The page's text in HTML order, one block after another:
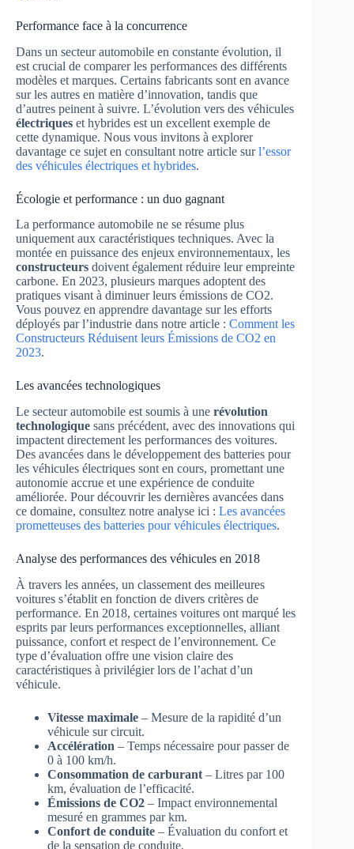
Performance face à la concurrence
Dans un secteur automobile en constante évolution, il
est crucial de comparer les performances des différents
modèles et marques. Certains fabricants sont en avance
sur les autres en matière d’innovation, tandis que
d’autres peinent à suivre. L’évolution vers des véhicules
électriques et hybrides est un excellent exemple de
cette dynamique. Nous vous invitons à explorer
davantage ce sujet en consultant notre article surl’essor
des véhicules électriques et hybrides.
Écologie et performance : un duo gagnant
La performance automobile ne se résume plus
uniquement aux caractéristiques techniques. Avec la
montée en puissance des enjeux environnementaux, les
constructeurs doivent également réduire leur empreinte
carbone. En 2023, plusieurs marques adoptent des
pratiques visant à diminuer leurs émissions de CO2.
Vous pouvez en apprendre davantage sur les efforts
déployés par l’industrie dans notre article : Comment les
Constructeurs Réduisent leurs Émissions de CO2 en
2023.
Les avancées technologiques
Le secteur automobile est soumis à une révolution
technologique sans précédent, avec des innovations qui
impactent directement les performances des voitures.
Des avancées dans le développement des batteries pour
les véhicules électriques sont en cours, promettant une
autonomie accrue et une expérience de conduite
améliorée. Pour découvrir les dernières avancées dans
ce domaine, consultez notre analyse ici : Les avancées
prometteuses des batteries pour véhicules électriques.
Analyse des performances des véhicules en 2018
À travers les années, un classement des meilleures
voitures s’établit en fonction de divers critères de
performance. En 2018, certaines voitures ont marqué les
esprits par leurs performances exceptionnelles, alliant
puissance, confort et respect de l’environnement. Ce
type d’évaluation offre une vision claire des
caractéristiques à privilégier lors de l’achat d’un
véhicule.
Vitesse maximale – Mesure de la rapidité d’un
véhicule sur circuit.
Accélération – Temps nécessaire pour passer de
0 à 100 km/h.
Consommation de carburant – Litres par 100
km, évaluation de l’efficacité.
Émissions de CO2 – Impact environnemental
mesuré en grammes par km.
Confort de conduite – Évaluation du confort et
de la sensation de conduite.